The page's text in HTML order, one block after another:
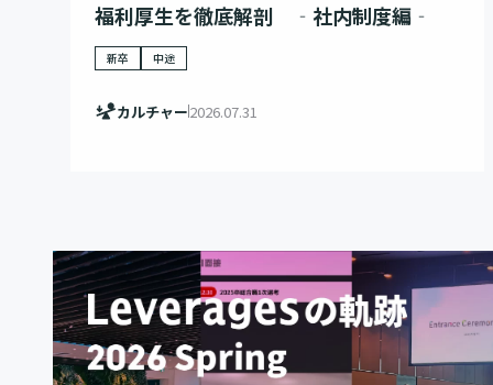
福利厚生を徹底解剖 ‐社内制度編‐
新卒 中途
カルチャー2026.07.31